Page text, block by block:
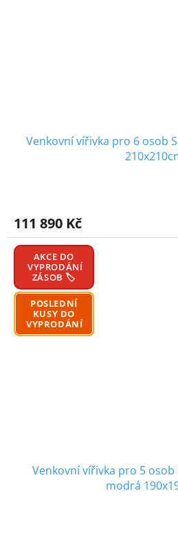
Venkovní vířivka pro 6 osob
111 890 Kč
AKCE DO
VYPRODÁNÍ
ZÁSOB 🏷️
POSLEDNÍ
KUSY DO
VYPRODÁNÍ
Venkovní vířivka pro 5
modrá